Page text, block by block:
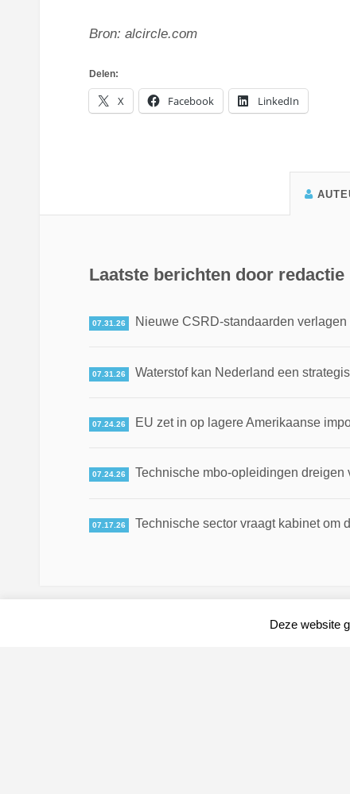
Bron: alcircle.com
Delen:
X Facebook LinkedIn
Laatste berichten door redactie
07.31.26 Nieuwe CSRD-standaarden
07.31.26 Waterstof kan Nederland een
07.24.26 EU zet in op lagere Amerikaanse
07.24.26 Technische mbo-opleidingen dreigen
07.17.26 Technische sector vraagt kabinet om
Deze website